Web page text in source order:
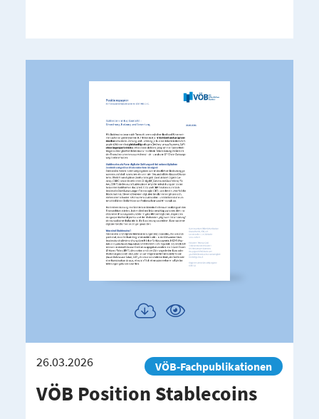
Publikation
Publikation
26.03.2026 VÖB-Fachpublikationen
VÖB Position Stable­coins